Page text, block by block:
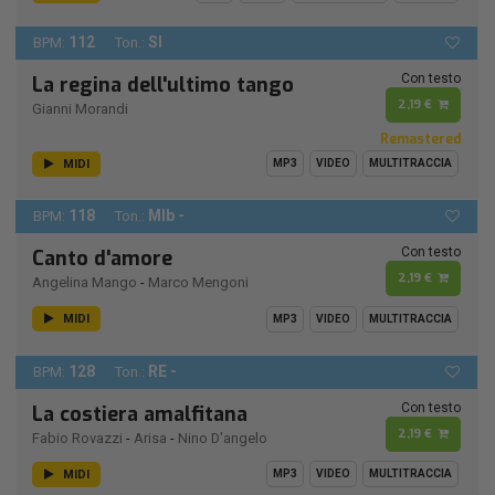
BPM: 112 Ton.: SI
La regina dell'ultimo tango
Gianni Morandi
Con testo
2,19 €
Remastered
MIDI MP3 VIDEO MULTITRACCIA
BPM: 118 Ton.: MIb -
Canto d'amore
Angelina Mango - Marco Mengoni
Con testo
2,19 €
MIDI MP3 VIDEO MULTITRACCIA
BPM: 128 Ton.: RE -
La costiera amalfitana
Fabio Rovazzi - Arisa - Nino D'angelo
Con testo
2,19 €
MIDI MP3 VIDEO MULTITRACCIA